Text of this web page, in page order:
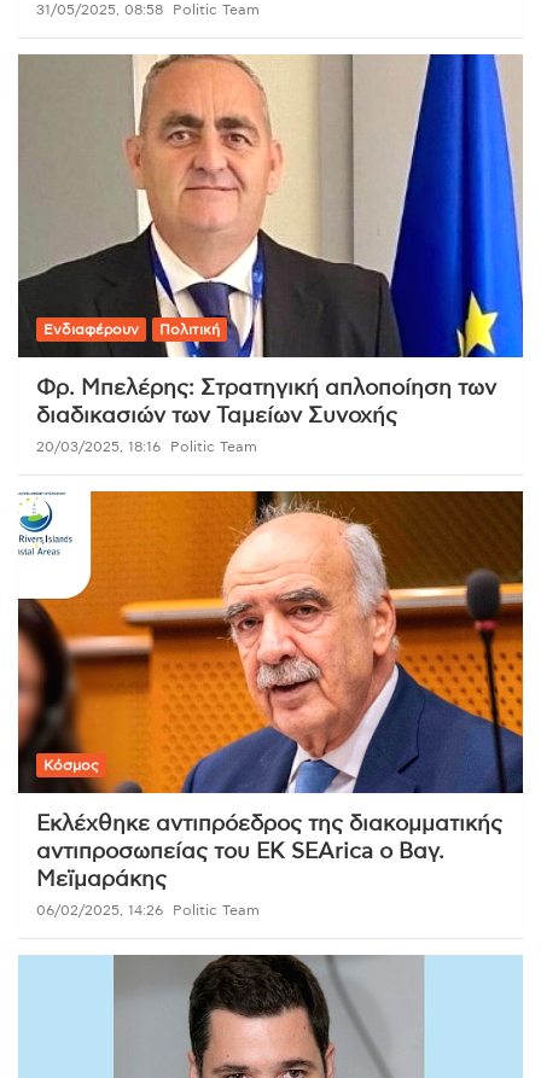
31/05/2025, 08:58 Politic Team
Ενδιαφέρουν Πολιτική
Φρ. Μπελέρης: Στρατηγική απλοποίηση των
διαδικασιών των Ταμείων Συνοχής
20/03/2025, 18:16 Politic Team
Κόσμος
Εκλέχθηκε αντιπρόεδρος της διακομματικής
αντιπροσωπείας του ΕΚ SEArica ο Βαγ.
Μεϊμαράκης
06/02/2025, 14:26 Politic Team